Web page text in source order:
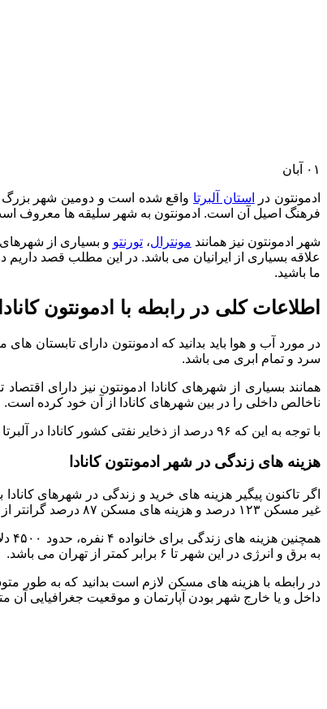
۰۱ آبان
ادمونتون در استان آلبرتا واقع شده است و دومین شهر بزرگ
فرهنگ اصیل آن است. ادمونتون به شهر سلیقه ها معروف است
شهر ادمونتون نیز همانند مونترال،تورنتو و بسیاری از
علاقه بسیاری از ایرانیان می باشد. در این مطلب قصد
ما باشید.
اطلاعات کلی در رابطه با ادمونتون کانادا
در مورد آب و هوا باید بدانید که ادمونتون دارای
سرد و تمام ابری می باشد.
همانند بسیاری از شهرهای کانادا ادمونتون نیز دارای
ناخالص داخلی را در بین شهرهای کانادا از آن خود کرده است.
با توجه به این که ۹۶ درصد از ذخایر نفتی کشور کانادا در آلبرتا قرار گرفته است، طبیعتا اقتصاد این شهر نیز بر روی صنایع پتروشیمی، عرضه و خدمات نفتی متمرکز شده است.
هزینه های زندگی در شهر ادمونتون کانادا
اگر تاکنون پیگیر هزینه های خرید و زندگی در شهرهای
غیر مسکن ۱۲۳ درصد و هزینه های مسکن ۸۷ درصد گرانتر از تهران است.
به برق و انرژی در این شهر تا ۶ برابر کمتر از تهران می باشد.
داخل و یا خارج شهر بودن آپارتمان و موقعیت جغرافیایی آن متغییر خواهد بود.